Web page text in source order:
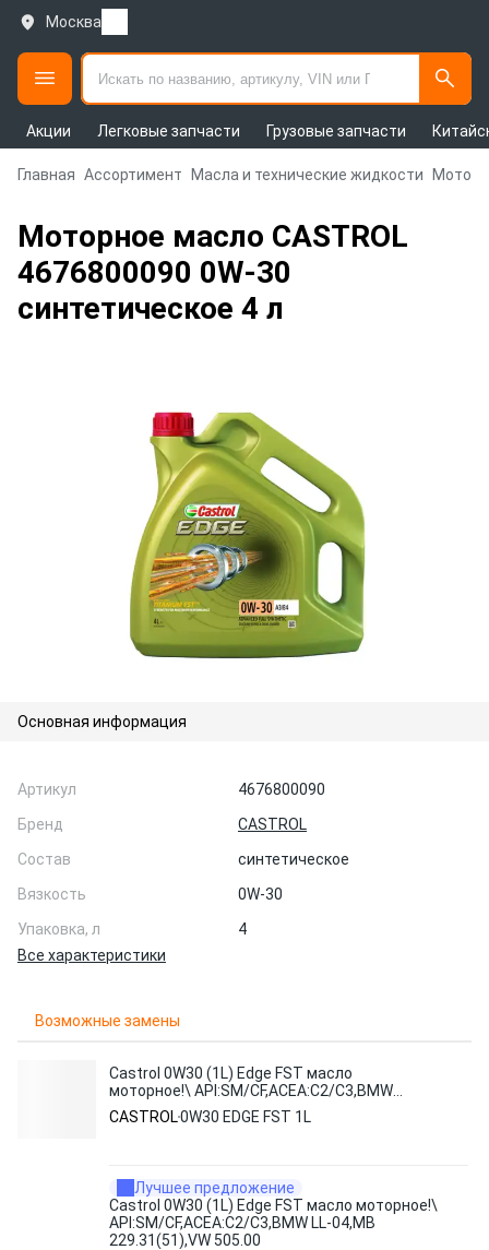
Москва
Акции Легковые запчасти Грузовые запчасти
Главная Ассортимент Масла и технические жидкости
Моторное масло CASTROL
4676800090 0W-30
синтетическое 4 л
Основная информация
Артикул
4676800090
Бренд
CASTROL
Состав
синтетическое
Вязкость
0W-30
Упаковка, л
4
Все характеристики
Возможные замены
Castrol 0W30 (1L) Edge FST масло
моторное!\ API:SM/CF,ACEA:C2/C3,BMW
LL-04,MB 229.31(51),VW 505.00
CASTROL0W30 EDGE FST 1L
Лучшее предложение
Castrol 0W30 (1L) Edge FST масло моторное!\
API:SM/CF,ACEA:C2/C3,BMW LL-04,MB
229.31(51),VW 505.00